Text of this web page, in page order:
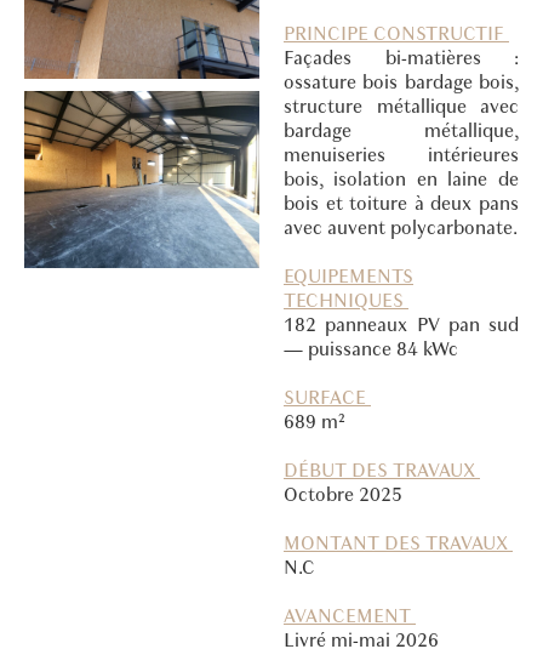
PRINCIPE CONSTRUCTIF
Façades bi-matières :
ossature bois bardage bois,
structure métallique avec
bardage métallique,
menuiseries intérieures
bois, isolation en laine de
bois et toiture à deux pans
avec auvent polycarbonate.
EQUIPEMENTS
TECHNIQUES
182 panneaux PV pan sud
— puissance 84 kWc
SURFACE
689 m²
DÉBUT DES TRAVAUX
Octobre 2025
MONTANT DES TRAVAUX
N.C
AVANCEMENT
Livré mi-mai 2026